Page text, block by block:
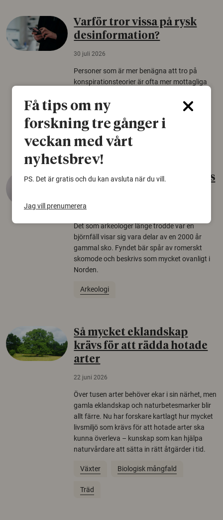
Varför tror vissa på rysk
desinformation?
30 juli 2026
Personer som är mer benägna att tro på
konspirationsteorier är ofta mer mottagliga
från Försvarshögskolan med deltagare i fyra
europeiska länder.
Säkerhetspolitik
Gammalt skinn var Sveriges
22 juni 2026
Det som arkeologer länge trodde var en
björnfäll visar sig vara delar av en 2000 år
gammal sko. Fyndet bär spår av romerskt
skomode och beskrivs som mycket ovanligt i
Norden.
Arkeologi
Så mycket eklandskap
krävs för att rädda hotade
arter
22 juni 2026
Över tusen arter behöver ekar i sin närhet, men
gamla eklandskap och naturbetesmarker blir
allt färre. Nu har forskare kartlagt hur mycket
livsmiljö som krävs för att hotade arter ska
kunna överleva – kunskap som kan hjälpa
naturvårdare att sätta in rätt åtgärder i tid.
Växter Biologisk mångfald
Träd
Få tips om ny
forskning tre gånger i
veckan med vårt
nyhetsbrev!
PS. Det är gratis och du kan avsluta när du vill.
Jag vill prenumerera